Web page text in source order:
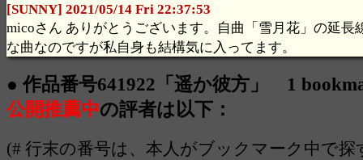
[SUNNY] 2021/05/14 Fri 22:37:53
micoさん ありがとうございます。自曲「雪月花」の延長
な曲なのですが私自身も結構気に入ってます。
● 作品番号641922「遥か彼方」 1
公開推薦中の評者は以下：
(# 行末の番号は、本人がブックマーク中で探